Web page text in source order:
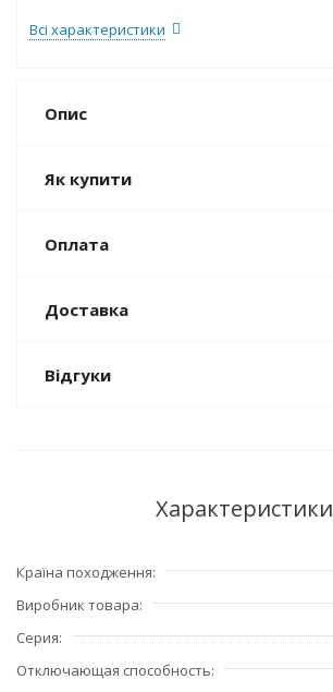
Всі характеристики
Опис
Як купити
Оплата
Доставка
Відгуки
Характеристики
Країна походження
Виробник товара
Серия
Отключающая способность